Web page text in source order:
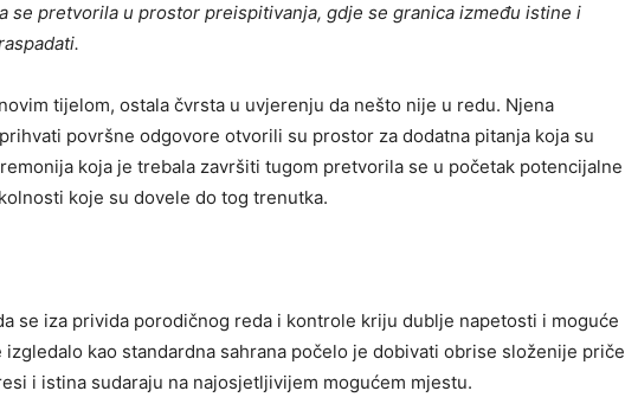
se pretvorila u prostor preispitivanja, gdje se granica između istine i
tijelom, ostala čvrsta u uvjerenju da nešto nije u redu. Njena
površne odgovore otvorili su prostor za dodatna pitanja koja su
koja je trebala završiti tugom pretvorila se u početak potencijalne
koje su dovele do tog trenutka.
se iza privida porodičnog reda i kontrole kriju dublje napetosti i moguće
izgledalo kao standardna sahrana počelo je dobivati obrise složenije priče
i istina sudaraju na najosjetljivijem mogućem mjestu.